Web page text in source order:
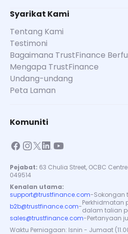
Syarikat Kami
Tentang Kami
Testimoni
Bagaimana TrustFinance
Mengapa TrustFinance
Undang-undang
Peta Laman
Komuniti
Pejabat: 63 Chulia Street, OCBC
049514
Kenalan utama:
support@trustfinance.com-Sokongan
b2b@trustfinance.com-Perkhidmatan
dalam talian
sales@trustfinance.com-Pertanyaan
Waktu Perniagaan: Isnin - Jumaat